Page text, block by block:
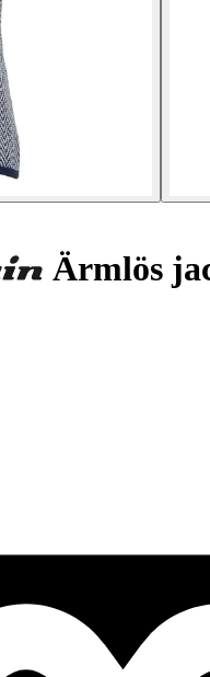
Ärmlös